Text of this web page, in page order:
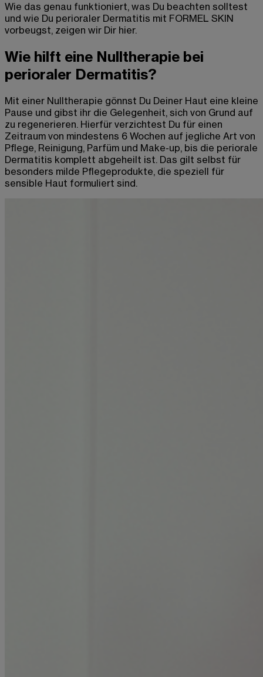
Wie das genau funktioniert, was Du beachten solltest
und wie Du perioraler Dermatitis mit FORMEL SKIN
vorbeugst, zeigen wir Dir hier.
Wie hilft eine Nulltherapie bei
perioraler Dermatitis?
Mit einer Nulltherapie gönnst Du Deiner Haut eine kleine
Pause und gibst ihr die Gelegenheit, sich von Grund auf
zu regenerieren. Hierfür verzichtest Du für einen
Zeitraum von mindestens 6 Wochen auf jegliche Art von
Pflege, Reinigung, Parfüm und Make-up, bis die periorale
Dermatitis komplett abgeheilt ist. Das gilt selbst für
besonders milde Pflegeprodukte, die speziell für
sensible Haut formuliert sind.